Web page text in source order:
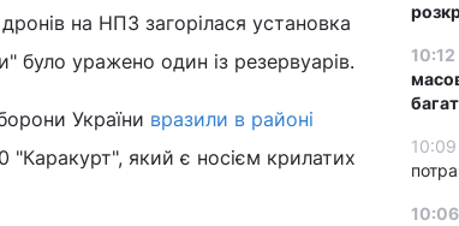
на НПЗ загорілася установка
було уражено один із резервуарів.
України вразили в районі
"Каракурт", який є носієм крилатих
10:12
10:09
10:06